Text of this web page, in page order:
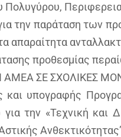
την παράταση των
απαραίτητα
προθεσμίας
ΣΕ ΣΧΟΛΙΚΕΣ
και υπογραφής
την «Τεχνική και